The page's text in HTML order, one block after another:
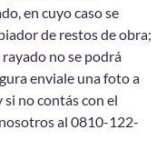
en cuyo caso se
de restos de obra;
no se podrá
enviale una foto a
no contás con el
al 0810-122-